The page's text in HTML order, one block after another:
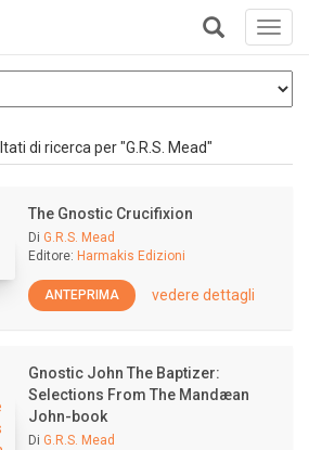
+
di ricerca per "G.R.S. Mead"
The Gnostic Crucifixion
Di G.R.S. Mead
Editore: Harmakis Edizioni
ANTEPRIMA vedere dettagli
Gnostic John The Baptizer:
Selections From The Mandæan
John-book
Di G.R.S. Mead